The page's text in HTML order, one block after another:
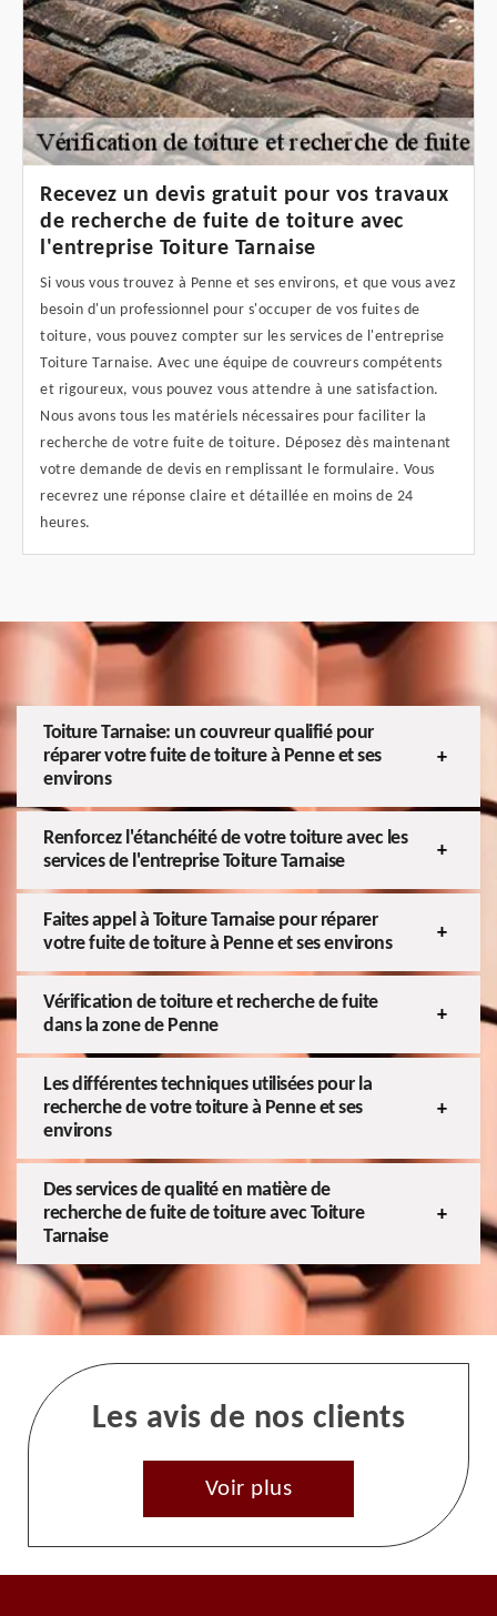
Recevez un devis gratuit pour vos travaux
de recherche de fuite de toiture avec
l'entreprise Toiture Tarnaise
Si vous vous trouvez à Penne et ses environs, et que vous avez
besoin d'un professionnel pour s'occuper de vos fuites de
toiture, vous pouvez compter sur les services de l'entreprise
Toiture Tarnaise. Avec une équipe de couvreurs compétents
et rigoureux, vous pouvez vous attendre à une satisfaction.
Nous avons tous les matériels nécessaires pour faciliter la
recherche de votre fuite de toiture. Déposez dès maintenant
votre demande de devis en remplissant le formulaire. Vous
recevrez une réponse claire et détaillée en moins de 24
heures.
Toiture Tarnaise: un couvreur qualifié pour
réparer votre fuite de toiture à Penne et ses
environs
Renforcez l'étanchéité de votre toiture avec les
services de l'entreprise Toiture Tarnaise
Faites appel à Toiture Tarnaise pour réparer
votre fuite de toiture à Penne et ses environs
Vérification de toiture et recherche de fuite
dans la zone de Penne
Les différentes techniques utilisées pour la
recherche de votre toiture à Penne et ses
environs
Des services de qualité en matière de
recherche de fuite de toiture avec Toiture
Tarnaise
Les avis de nos clients
Voir plus